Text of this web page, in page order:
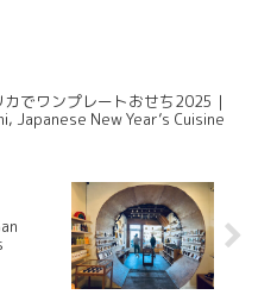
カでワンプレートおせち2025｜
Japanese New Year’s Cuisine